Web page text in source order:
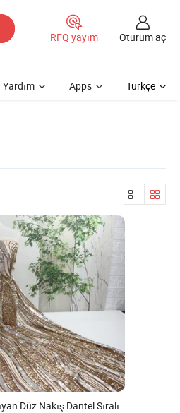
RFQ yayım Oturum aç
Yardım Apps Türkçe
Düz Nakış Dantel Sıralı